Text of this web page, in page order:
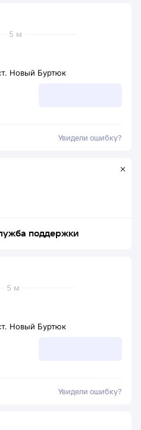
5 м
Новый Буртюк
Увидели ошибку?
поддержки
5 м
Новый Буртюк
Увидели ошибку?